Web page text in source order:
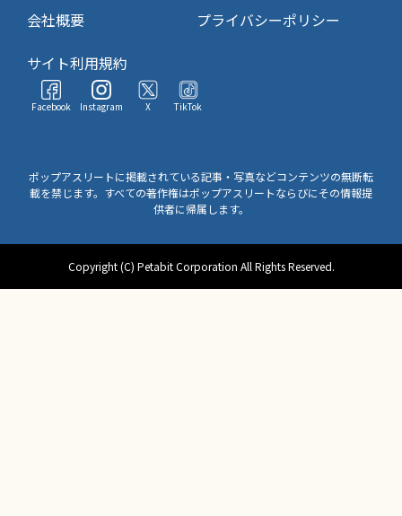
会社概要
プライバシーポリシー
サイト利用規約
Facebook Instagram X TikTok
ポップアスリートに掲載されている記事・写真などコンテンツの無断転
載を禁じます。すべての著作権はポップアスリートならびにその情報提
供者に帰属します。
Copyright (C) Petabit Corporation All Rights Reserved.